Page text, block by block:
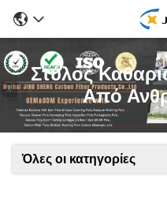
Στύλος
Από
Όλες οι κατηγορίες